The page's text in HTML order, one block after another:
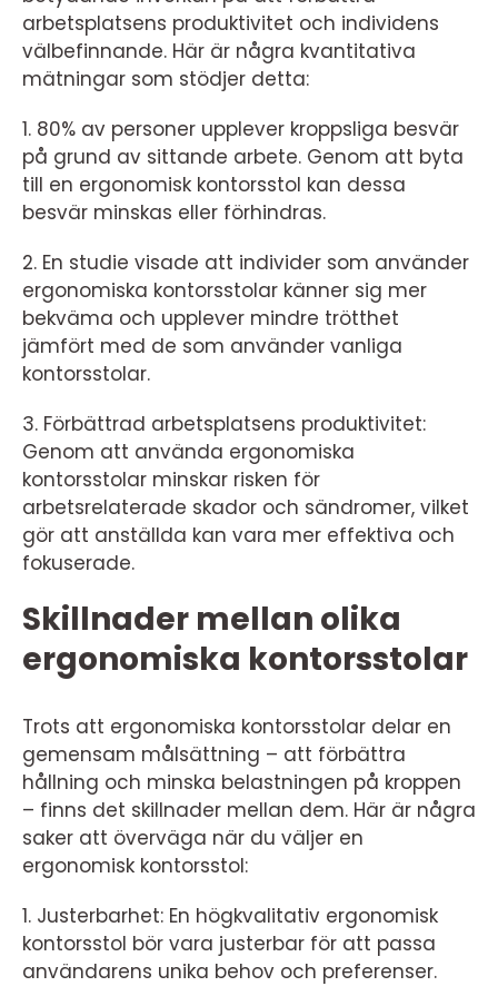
arbetsplatsens produktivitet och individens
välbefinnande. Här är några kvantitativa
mätningar som stödjer detta:
1. 80% av personer upplever kroppsliga besvär
på grund av sittande arbete. Genom att byta
till en ergonomisk kontorsstol kan dessa
besvär minskas eller förhindras.
2. En studie visade att individer som använder
ergonomiska kontorsstolar känner sig mer
bekväma och upplever mindre trötthet
jämfört med de som använder vanliga
kontorsstolar.
3. Förbättrad arbetsplatsens produktivitet:
Genom att använda ergonomiska
kontorsstolar minskar risken för
arbetsrelaterade skador och sändromer, vilket
gör att anställda kan vara mer effektiva och
fokuserade.
Skillnader mellan olika
ergonomiska kontorsstolar
Trots att ergonomiska kontorsstolar delar en
gemensam målsättning – att förbättra
hållning och minska belastningen på kroppen
– finns det skillnader mellan dem. Här är några
saker att överväga när du väljer en
ergonomisk kontorsstol:
1. Justerbarhet: En högkvalitativ ergonomisk
kontorsstol bör vara justerbar för att passa
användarens unika behov och preferenser.